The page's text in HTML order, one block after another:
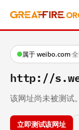
属于 weibo.com·
http://
该网址尚未被测试。
立即测试该网址